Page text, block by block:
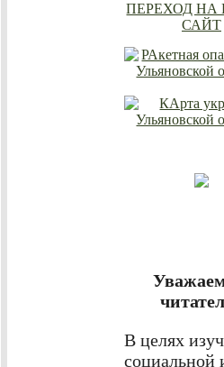
ПЕРЕХОД
САЙТ
В целях
социальной